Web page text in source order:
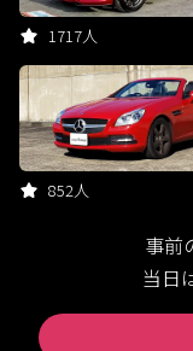
1717人
852人
事前
当日